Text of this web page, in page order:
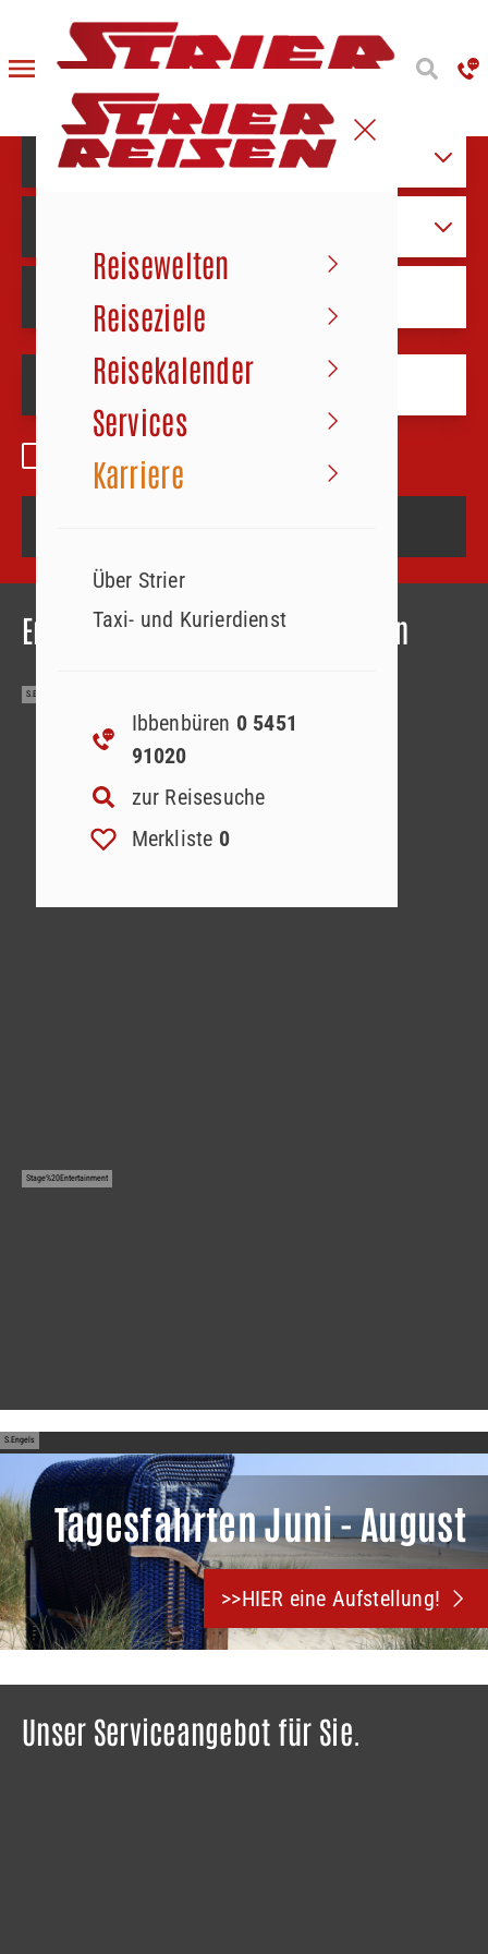
Reisewelten
Reiseziele
Reisekalender
Services
Karriere
Über Strier
Taxi- und Kurierdienst
Ibbenbüren 0 5451
91020
zur Reisesuche
Merkliste 0
Wo soll die Reise hingehen?
Entdecken Sie unser Reiseangebot.
Reisekategorie auswählen
Entdecken Sie unsere Reisewelten
S.Engels
Europa
Stage%20Entertainment
S.Engels
>>HIER eine Aufstellung!
Unser Serviceangebot für Sie.